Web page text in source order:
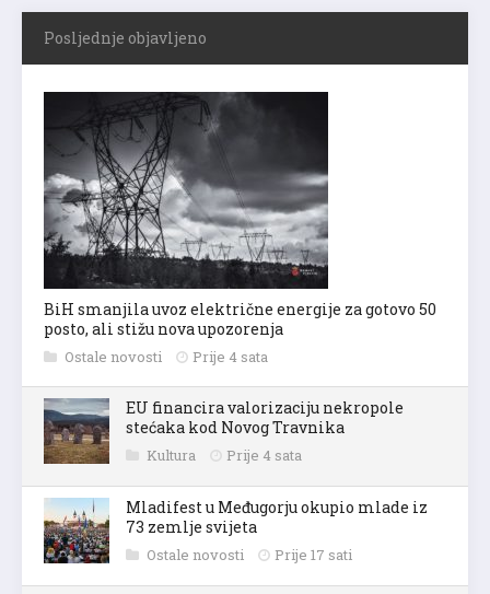
Posljednje objavljeno
BiH smanjila uvoz električne energije za gotovo 50
posto, ali stižu nova upozorenja
Ostale novosti Prije 4 sata
EU financira valorizaciju nekropole
stećaka kod Novog Travnika
Kultura Prije 4 sata
Mladifest u Međugorju okupio mlade iz
73 zemlje svijeta
Ostale novosti Prije 17 sati